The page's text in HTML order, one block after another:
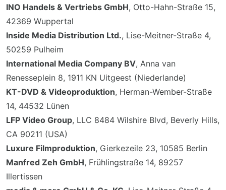
INO Handels & Vertriebs GmbH, Otto-Hahn-Straße 15,
42369 Wuppertal
Inside Media Distribution Ltd., Lise-Meitner-Straße 4,
50259 Pulheim
International Media Company BV, Anna van
Renesseplein 8, 1911 KN Uitgeest (Niederlande)
KT-DVD & Videoproduktion, Herman-Wember-Straße
14, 44532 Lünen
LFP Video Group, LLC 8484 Wilshire Blvd, Beverly Hills,
CA 90211 (USA)
Luxure Filmproduktion, Gierkezeile 23, 10585 Berlin
Manfred Zeh GmbH, Frühlingstraße 14, 89257
Illertissen